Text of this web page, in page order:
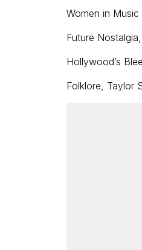
Women in Music
Future
Hollywood’s
Folklore, Taylor